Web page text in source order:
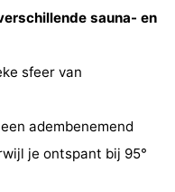
sauna- en
sfeer van
adembenemend
je ontspant bij 95°